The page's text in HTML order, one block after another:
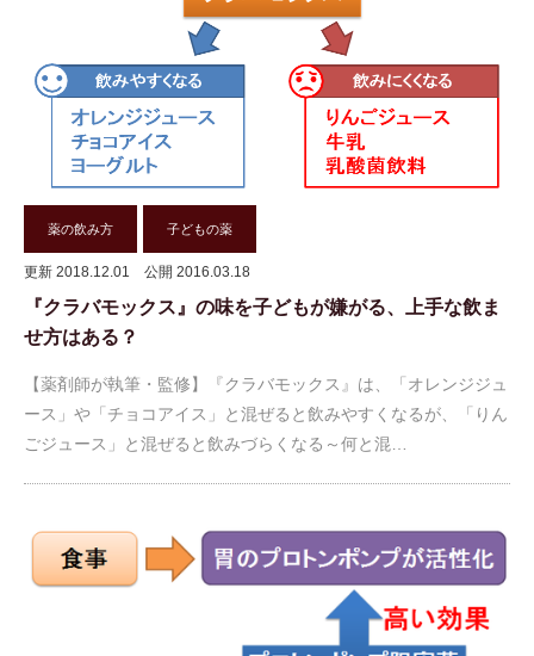
薬の飲み方 子どもの薬
更新 2018.12.01 公開 2016.03.18
『クラバモックス』の味を子どもが嫌がる、上手な飲ま
せ方はある？
【薬剤師が執筆・監修】『クラバモックス』は、「オレンジジュ
ース」や「チョコアイス」と混ぜると飲みやすくなるが、「りん
ごジュース」と混ぜると飲みづらくなる～何と混…